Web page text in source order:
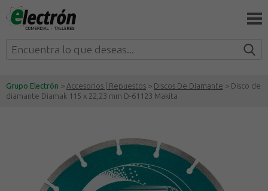
Grupo Electrón > Accesorios | Repuestos > Discos De Diamante > Disco de
diamante Diamak 115 x 22,23 mm D-61123 Makita